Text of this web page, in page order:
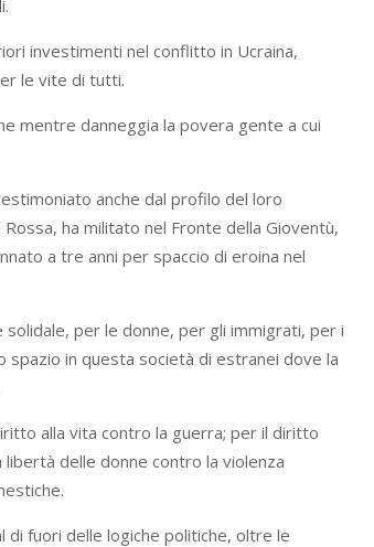
investimenti nel conflitto in Ucraina,
le vite di tutti.
mentre danneggia la povera gente a cui
anche dal profilo del loro
ha militato nel Fronte della Gioventù,
a tre anni per spaccio di eroina nel
per le donne, per gli immigrati, per i
spazio in questa società di estranei dove la
alla vita contro la guerra; per il diritto
delle donne contro la violenza
fuori delle logiche politiche, oltre le